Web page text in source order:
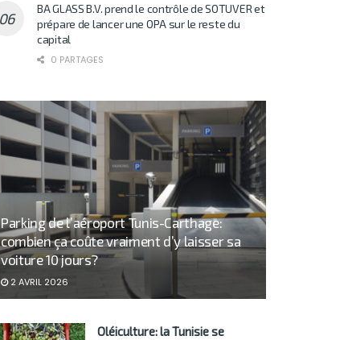
BA GLASS B.V. prend le contrôle de SOTUVER et
prépare de lancer une OPA sur le reste du
capital
0 PARTAGES
Parking de l’aéroport Tunis-Carthage:
combien ça coûte vraiment d’y laisser sa
voiture 10 jours?
2 AVRIL 2026
Oléiculture: la Tunisie se